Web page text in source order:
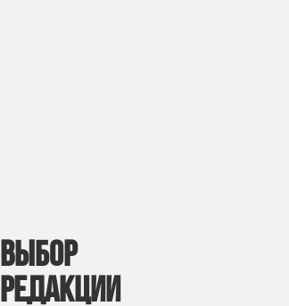
ВЫБОР
РЕДАКЦИИ